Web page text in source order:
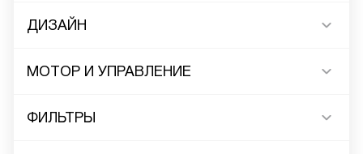
ДИЗАЙН
МОТОР И УПРАВЛЕНИЕ
ФИЛЬТРЫ